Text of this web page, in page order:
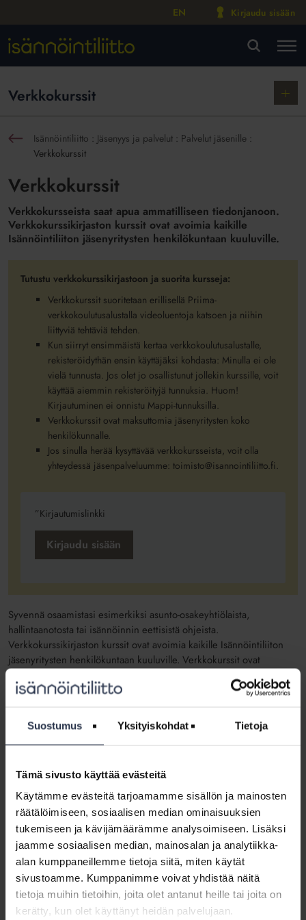
Suostumus Yksityiskohdat Tietoja
Tämä sivusto käyttää evästeitä
Käytämme evästeitä tarjoamamme sisällön ja mainosten
räätälöimiseen, sosiaalisen median ominaisuuksien
tukemiseen ja kävijämäärämme analysoimiseen. Lisäksi
jaamme sosiaalisen median, mainosalan ja analytiikka-
alan kumppaneillemme tietoja siitä, miten käytät
sivustoamme. Kumppanimme voivat yhdistää näitä
tietoja muihin tietoihin, joita olet antanut heille tai joita on
kerätty, kun olet käyttänyt heidän palvelujaan.
EN Kirjaudu sisään
Verkkokurssit
Näytä
Isännöintiliitto : Jäsenyys ja palvelut : Palvelut jäsenille :
Verkkokurssit
Verkkokurssit
Verkkokursseista saat apua ammatilliseen tiedonjanoon.
Verkkokurssikirjaston kurssit ovat avoimia kaikille
Isännöintiliiton jäsenyritysten henkilökuntaan kuuluville.
Tutustu verkkokurssikirjastoon ja suorita kursseja:
Verkkokurssit suoritetaan erillisellä Priima-
verkkokoulutusalustalla videoluentoja katsoen ja niihin
liittyviä tehtäviä tehden.
Kun siirryt ensimmäistä kertaa verkkokoulutusalustalle,
rekisteröidythän ensin käyttäjäksi kohdasta: Minulla ei ole
vielä tunnusta. Jos olet jo osallistunut jollekin kurssille, voit
käyttää aiemmin rekisteröityjä tunnuksia. Huom!
Kirjautuminen ei onnistu Mappi-tunnuksilla.
Verkkokurssit ovat maksuttomia jäsenyritysten koko
henkilökunnalle.
Jos sinulla herää kysyttävää verkkokursseista, voit olla
yhteydessä jäsenpalveluumme: toimisto@isannointiliitto.fi.
”Kirjautumislinkki
Kirjaudu sisään
Syvennä osaamistasi esimerkiksi asunto-osakeyhtiölaista,
hallintaanotosta tai isännöinnin eettisistä ohjeista.
Verkkokurssikirjaston kurssit ovat avoimia kaikille Isännöintiliiton
jäsenyritysten henkilökuntaan kuuluville. Verkkokurssit ovat
maksuttomia.
Isännöintialan ammattilaiset joutuvat päivittämään jatkuvasti
vaatimusten keskellä. Verkkokurssit ovat loistava mahdollisuus
perehtyä yksittäiseen aiheeseen syvällisesti.
Verkkokurssien tavoitteena on tarjota Isännöintiliiton jäsenille
laadukasta ja valmiiksi pureskeltua tietoa. Ajatuksena on, että
kurssin käytyään opiskelija osaa ja ymmärtää koulutusaiheen
erinomaisesti ja tietää myös, mistä hän saa tarvittaessa lisätietoa.
Kurssit on suunniteltu suoritettavaksi joustavasti, keskellä
isännöinnin kiireisestä arkea.
Verkkokurssit suoritetaan videoluentojen ja tehtävien avulla
erillisellä Priima-oppimisalustalla, johon rekisteröidytään
opiskelijaksi. Kursseja on helppo tehdä Priima-oppimisalustalla